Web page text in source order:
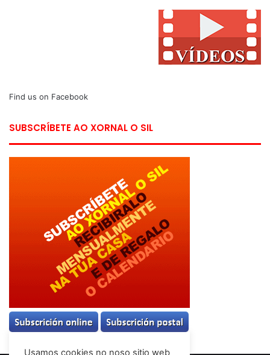
Find us on Facebook
SUBSCRÍBETE AO XORNAL O SIL
Usamos cookies no noso sitio web